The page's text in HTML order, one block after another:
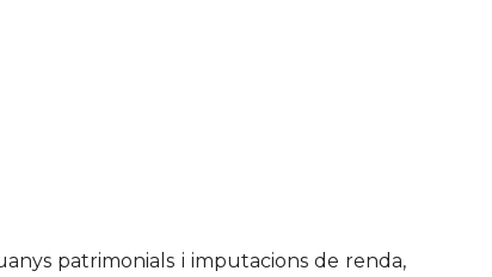
patrimonials i imputacions de renda,